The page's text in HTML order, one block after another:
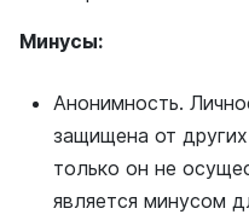
Минусы:
Анонимность.
защищена от
только он не
является минусом